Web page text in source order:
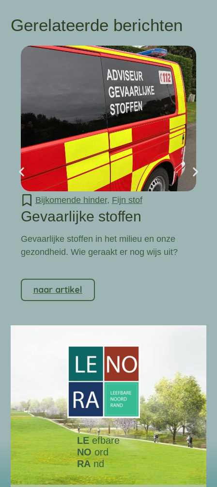
Gerelateerde berichten
Bijkomende hinder, Fijn stof
Gevaarlijke stoffen
Gevaarlijke stoffen in het milieu en onze
gezondheid. Wie geraakt er nog wijs uit?
naar artikel
LE efbare
NOord
RAnd